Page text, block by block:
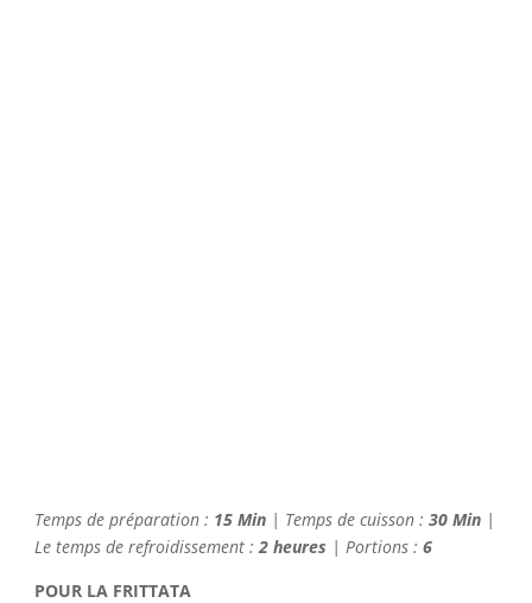
Temps de préparation : 15 Min| Temps de cuisson : 30 Min|
Le temps de refroidissement :2 heures | Portions : 6
POUR LA FRITTATA